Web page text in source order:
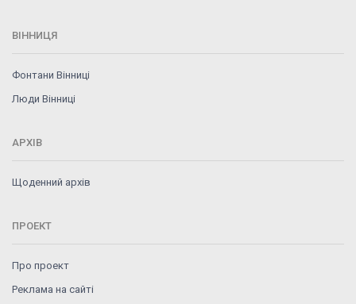
ВІННИЦЯ
Фонтани Вінниці
Люди Вінниці
АРХІВ
Щоденний архів
ПРОЕКТ
Про проект
Реклама на сайті